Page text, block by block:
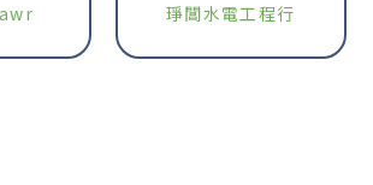
琤閶水電工程行